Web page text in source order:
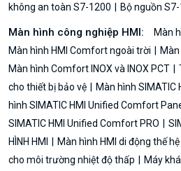
không an toàn S7-1200
Bộ nguồn
Màn hình công nghiệp HMI:
Màn
Màn hình HMI Comfort ngoài trời
Màn
Màn hình Comfort INOX và INOX PCT
cho thiết bị bảo vệ
Màn hình SIMATIC
hình SIMATIC HMI Unified Comfort
SIMATIC HMI Unified Comfort PRO
HÌNH HMI
Màn hình HMI di động thế
cho môi trường nhiệt độ thấp
Máy